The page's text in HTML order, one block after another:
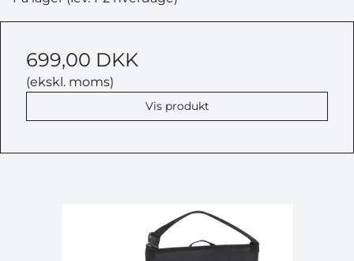
699,00 DKK
(ekskl. moms)
Vis produkt